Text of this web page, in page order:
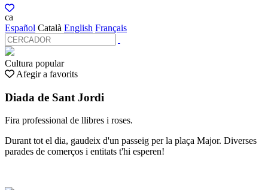
ca
Español Català English Français
Cultura popular
Afegir a favorits
Diada de Sant Jordi
Fira professional de llibres i roses.
Durant tot el dia, gaudeix d'un passeig per la plaça Major. Diverses
parades de comerços i entitats t'hi esperen!